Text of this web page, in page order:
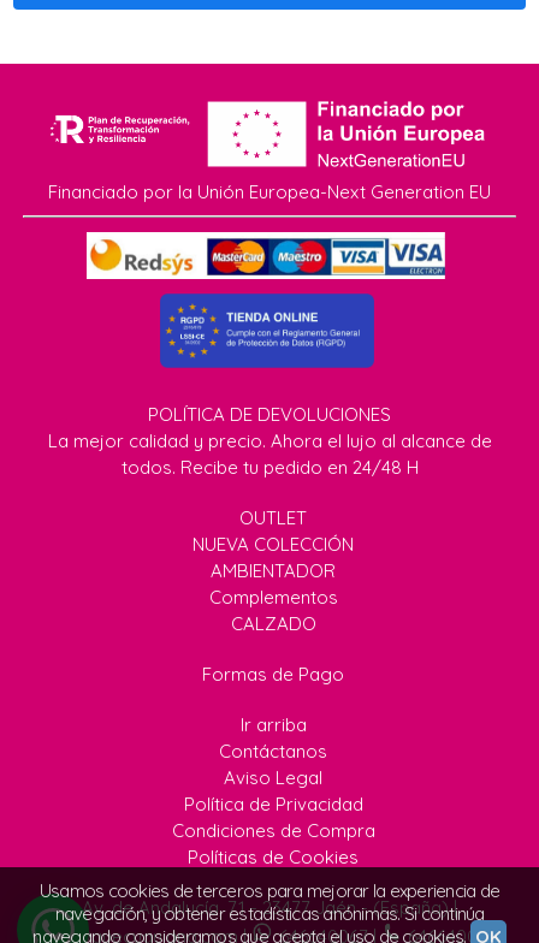
Financiado por la Unión Europea-Next Generation EU
POLÍTICA DE DEVOLUCIONES
La mejor calidad y precio. Ahora el lujo al alcance de
todos. Recibe tu pedido en 24/48 H
OUTLET
NUEVA COLECCIÓN
AMBIENTADOR
Complementos
CALZADO
Formas de Pago
Ir arriba
Contáctanos
Aviso Legal
Política de Privacidad
Condiciones de Compra
Políticas de Cookies
Av. de Andalucía, 71 - 23477 Jaén - (España) |
info@quecuquiana.com| 646640067| 646640067
Usamos cookies de terceros para mejorar la experiencia de
navegación, y obtener estadísticas anónimas. Si continúa
navegando consideramos que acepta el uso de cookies. OK